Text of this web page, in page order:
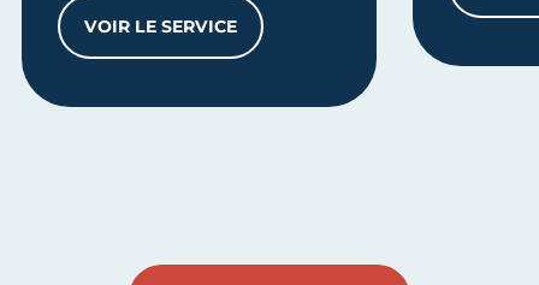
VOIR LE SERVICEDIAGNOSTIC APPROCHE GLOBALE 360°